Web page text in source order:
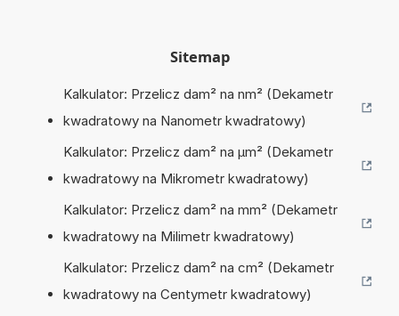
Sitemap
Kalkulator: Przelicz dam² na nm² (Dekametr
kwadratowy na Nanometr kwadratowy)
Kalkulator: Przelicz dam² na µm² (Dekametr
kwadratowy na Mikrometr kwadratowy)
Kalkulator: Przelicz dam² na mm² (Dekametr
kwadratowy na Milimetr kwadratowy)
Kalkulator: Przelicz dam² na cm² (Dekametr
kwadratowy na Centymetr kwadratowy)